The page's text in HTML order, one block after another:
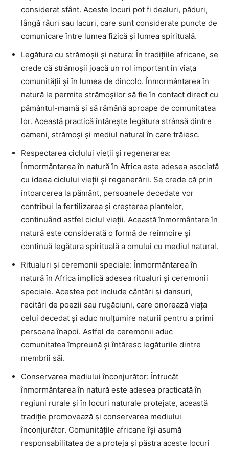
considerat sfânt. Aceste locuri pot fi dealuri, păduri,
lângă râuri sau lacuri, care sunt considerate puncte de
comunicare între lumea fizică și lumea spirituală.
Legătura cu strămoșii și natura: În tradițiile africane, se
crede că strămoșii joacă un rol important în viața
comunității și în lumea de dincolo. Înmormântarea în
natură le permite strămoșilor să fie în contact direct cu
pământul-mamă și să rămână aproape de comunitatea
lor. Această practică întărește legătura strânsă dintre
oameni, strămoși și mediul natural în care trăiesc.
Respectarea ciclului vieții și regenerarea:
Înmormântarea în natură în Africa este adesea asociată
cu ideea ciclului vieții și regenerării. Se crede că prin
întoarcerea la pământ, persoanele decedate vor
contribui la fertilizarea și creșterea plantelor,
continuând astfel ciclul vieții. Această înmormântare în
natură este considerată o formă de reînnoire și
continuă legătura spirituală a omului cu mediul natural.
Ritualuri și ceremonii speciale: Înmormântarea în
natură în Africa implică adesea ritualuri și ceremonii
speciale. Acestea pot include cântări și dansuri,
recitări de poezii sau rugăciuni, care onorează viața
celui decedat și aduc mulțumire naturii pentru a primi
persoana înapoi. Astfel de ceremonii aduc
comunitatea împreună și întăresc legăturile dintre
membrii săi.
Conservarea mediului înconjurător: Întrucât
înmormântarea în natură este adesea practicată în
regiuni rurale și în locuri naturale protejate, această
tradiție promovează și conservarea mediului
înconjurător. Comunitățile africane își asumă
responsabilitatea de a proteja și păstra aceste locuri